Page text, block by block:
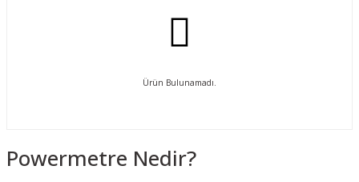
Ürün Bulunamadı.
Powermetre Nedir?